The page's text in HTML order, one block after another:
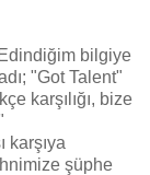
bilgiye
"Got Talent"
karşılığı, bize
karşıya
şüphe